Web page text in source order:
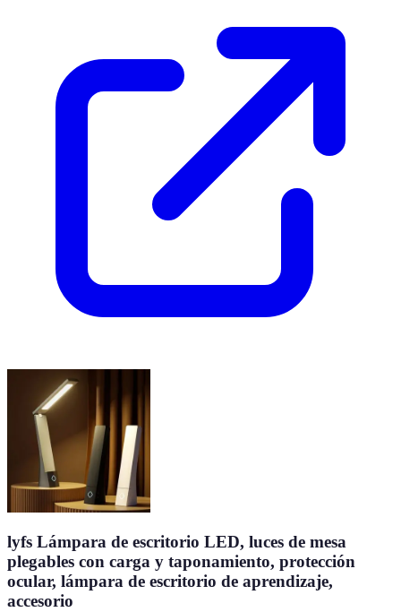
lyfs Lámpara de escritorio LED, luces de mesa
plegables con carga y taponamiento, protección
ocular, lámpara de escritorio de aprendizaje,
accesorio